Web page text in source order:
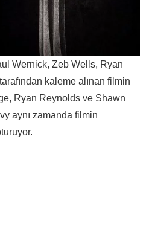
Wernick, Zeb Wells, Ryan
kaleme alınan filmin
Ryan Reynolds ve Shawn
aynı zamanda filmin